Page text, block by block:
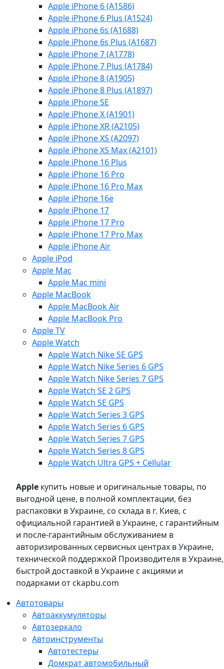
Apple iPhone 6 (A1586)
Apple iPhone 6 Plus (A1524)
Apple iPhone 6s (A1688)
Apple iPhone 6s Plus (A1687)
Apple iPhone 7 (A1778)
Apple iPhone 7 Plus (A1784)
Apple iPhone 8 (A1905)
Apple iPhone 8 Plus (A1897)
Apple iPhone SE
Apple iPhone X (A1901)
Apple iPhone XR (A2105)
Apple iPhone XS (A2097)
Apple iPhone XS Max (A2101)
Apple iPhone 16 Plus
Apple iPhone 16 Pro
Apple iPhone 16 Pro Max
Apple iPhone 16e
Apple iPhone 17
Apple iPhone 17 Pro
Apple iPhone 17 Pro Max
Apple iPhone Air
Apple iPod
Apple Mac
Apple Mac mini
Apple MacBook
Apple MacBook Air
Apple MacBook Pro
Apple TV
Apple Watch
Apple Watch Nike SE GPS
Apple Watch Nike Series 6 GPS
Apple Watch Nike Series 7 GPS
Apple Watch SE 2 GPS
Apple Watch SE GPS
Apple Watch Series 3 GPS
Apple Watch Series 6 GPS
Apple Watch Series 7 GPS
Apple Watch Series 8 GPS
Apple Watch Ultra GPS + Cellular
Apple купить новые и оригинальные товары, по
выгодной цене, в полной комплектации, без
распаковки в Украине, со склада в г. Киев, с
официальной гарантией в Украине, с гарантийным
и после-гарантийным обслуживанием в
авторизированных сервисных центрах в Украине,
технической поддержкой Производителя в Украине,
быстрой доставкой в Украине с акциями и
подарками от ckapbu.com
Автотовары
Автоаккумуляторы
Автозеркало
Автоинструменты
Автотестеры
Домкрат автомобильный